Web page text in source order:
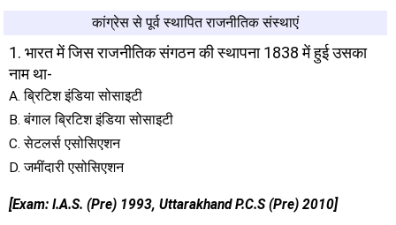
कांग्रेस से पूर्व स्थापित राजनीतिक संस्थाएं
1. भारत में जिस राजनीतिक संगठन की स्थापना 1838 में हुई उसका
नाम था-
A. ब्रिटिश इंडिया सोसाइटी
B. बंगाल ब्रिटिश इंडिया सोसाइटी
C. सेटलर्स एसोसिएशन
D. जमींदारी एसोसिएशन
[Exam: I.A.S. (Pre) 1993, Uttarakhand P.C.S (Pre) 2010]